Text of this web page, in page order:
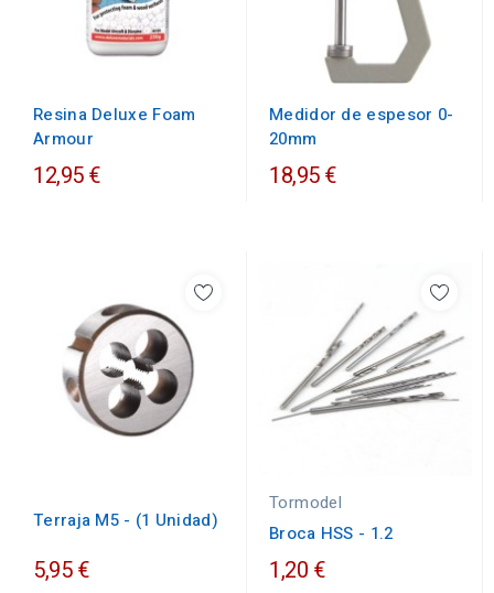
Resina Deluxe Foam
Armour
12,95 €
Medidor de espesor 0-
20mm
18,95 €
Terraja M5 - (1 Unidad)
5,95 €
Tormodel
Broca HSS - 1.2
1,20 €